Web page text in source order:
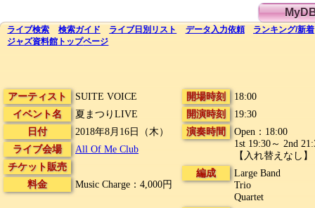
ライブ検索 検索ガイド ライブ日別 リスト データ入力依頼 ランキング/新着
ジャズ資料館 トップページ
アーティスト
SUITE VOICE
イベント名
夏まつりLIVE
日付
2018年8月16日（木）
ライブ会場
All Of Me Club
チケット販売
料金
Music Charge：4,000円
開場時刻
18:00
開演時刻
19:30
演奏時間
Open：18:00
1st 19:30～ 2nd
【入れ替えなし】
編成
Large Band
Trio
Quartet